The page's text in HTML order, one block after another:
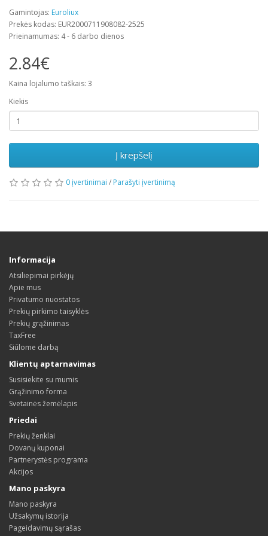
Gamintojas: Euroliux
Prekės kodas: EUR2000711908082-2525
Prieinamumas: 4 - 6 darbo dienos
2.84€
Kaina lojalumo taškais: 3
Kiekis
Į krepšelį
0 įvertinimai / Parašyti įvertinimą
Informacija
Atsiliepimai pirkėjų
Apie mus
Privatumo nuostatos
Prekių pirkimo taisyklės
Prekių grąžinimas
TaxFree
Siūlome darbą
Klientų aptarnavimas
Susisiekite su mumis
Grąžinimo forma
Svetainės žemėlapis
Priedai
Prekių ženklai
Dovanų kuponai
Partnerystės programa
Akcijos
Mano paskyra
Mano paskyra
Užsakymų istorija
Pageidavimų sąrašas